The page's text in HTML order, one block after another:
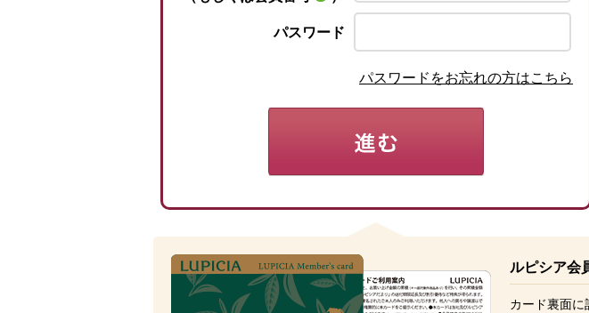
パスワード
パスワードをお忘れの方はこちら
ルピシア会
カード裏面に